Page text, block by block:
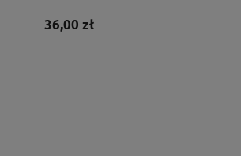
36,00 zł